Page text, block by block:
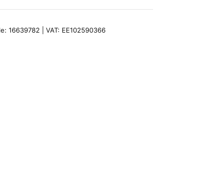
16639782 | VAT: EE102590366